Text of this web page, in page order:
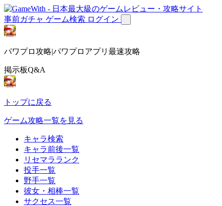
事前ガチャ ゲーム検索 ログイン
パワプロ攻略|パワプロアプリ最速攻略
掲示板Q&A
トップに戻る
ゲーム攻略一覧を見る
キャラ検索
キャラ前後一覧
リセマラランク
投手一覧
野手一覧
彼女・相棒一覧
サクセス一覧